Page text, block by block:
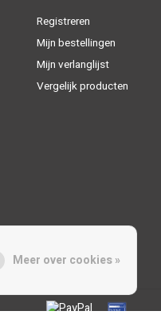
Registreren
Mijn bestellingen
Mijn verlanglijst
Vergelijk producten
Meer over cookies »